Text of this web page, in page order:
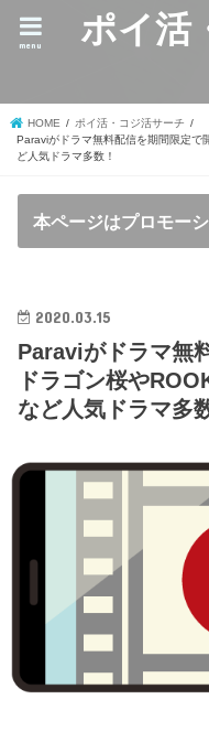
ポイ活
menu
HOME
ポイ活・コジ活サーチ
Paraviがドラマ無料配信を期間限定で
ど人気ドラマ多数！
本ページはプロモー
2020.03.15
Paraviがドラマ無
ドラゴン桜や
など人気ドラマ多